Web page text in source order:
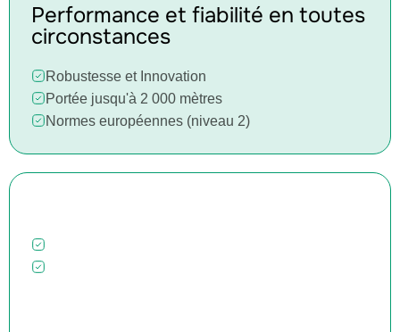
Performance et fiabilité en toutes
circonstances
Robustesse et Innovation
Portée jusqu'à 2 000 mètres
Normes européennes (niveau 2)